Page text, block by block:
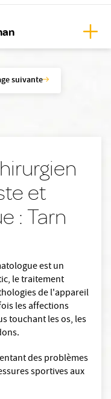
suivante
et
: Tarn
est un
le traitement
de l'appareil
les affections
touchant les os, les
des problèmes
sportives aux